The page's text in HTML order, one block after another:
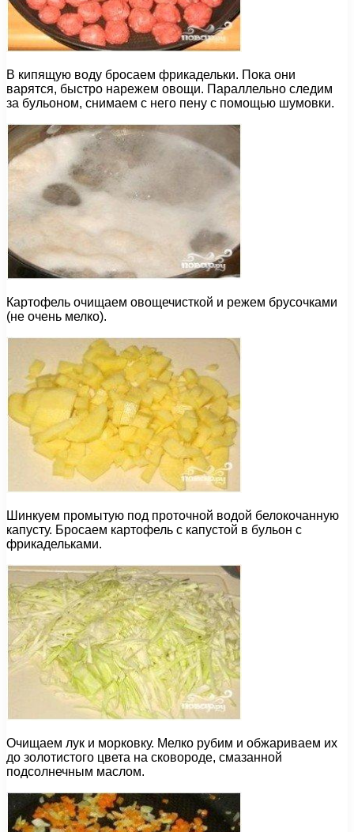
В кипящую воду бросаем фрикадельки. Пока они
варятся, быстро нарежем овощи. Параллельно следим
за бульоном, снимаем с него пену с помощью шумовки.
Картофель очищаем овощечисткой и режем брусочками
(не очень мелко).
Шинкуем промытую под проточной водой белокочанную
капусту. Бросаем картофель с капустой в бульон с
фрикадельками.
Очищаем лук и морковку. Мелко рубим и обжариваем их
до золотистого цвета на сковороде, смазанной
подсолнечным маслом.